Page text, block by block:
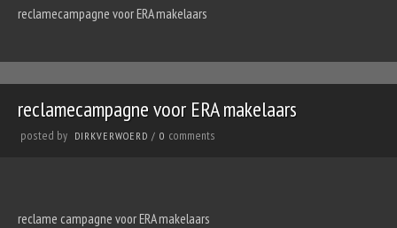
reclamecampagne voor ERA makelaars
reclamecampagne voor ERA makelaars
posted by DIRKVERWOERD / 0 comments
reclame campagne voor ERA makelaars